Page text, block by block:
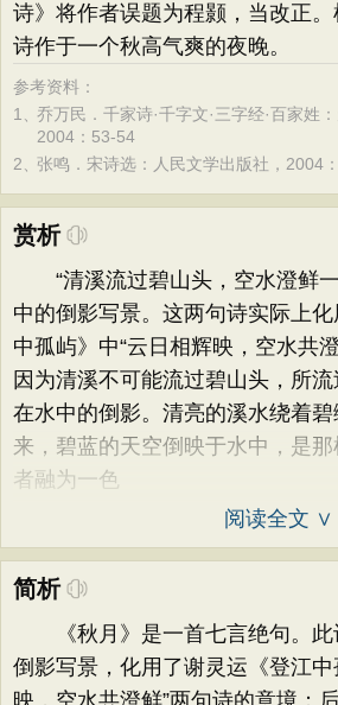
诗》将作者误题为程颢，当改正
诗作于一个秋高气爽的夜晚。
参考资料：
1、乔万民．千家诗·千字文·三字经·百家姓
2004：53-54
2、张鸣．宋诗选：人民文学出版社，2004
赏析
“清溪流过碧山头，空水澄鲜一
中的倒影写景。这两句诗实际上
中孤屿》中“云日相辉映，空水共
因为清溪不可能流过碧山头，所
在水中的倒影。清亮的溪水绕着
来，碧蓝的天空倒映于水中，是
者融为一色
阅读全文 ∨
简析
《秋月》是一首七言绝句。此
倒影写景，化用了谢灵运《登江中
映，空水共澄鲜”两句诗的意境；